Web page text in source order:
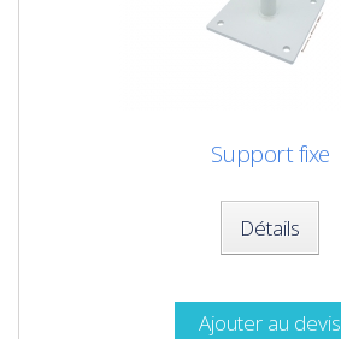
Support fixe
Détails
Ajouter au devis